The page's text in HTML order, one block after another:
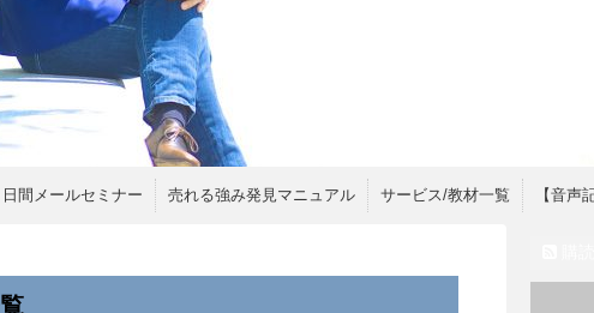
間メールセミナー 売れる強み発見マニュアル サービス/教材一覧 【音声